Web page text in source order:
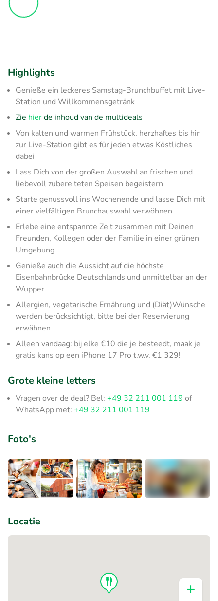
Highlights
​Genieße ein leckeres Samstag-Brunchbuffet mit Live-
Station und Willkommensgetränk
Zie hierde inhoud van de multideals
Von kalten und warmen Frühstück, herzhaftes bis hin
zur Live-Station gibt es für jeden etwas Köstliches
dabei
Lass Dich von der großen Auswahl an frischen und
liebevoll zubereiteten Speisen begeistern
Starte genussvoll ins Wochenende und lasse Dich mit
einer vielfältigen Brunchauswahl verwöhnen
Erlebe eine entspannte Zeit zusammen mit Deinen
Freunden, Kollegen oder der Familie in einer grünen
Umgebung
Genieße auch die Aussicht auf die höchste
Eisenbahnbrücke Deutschlands und unmittelbar an der
Wupper
Allergien, vegetarische Ernährung und (Diät)Wünsche
werden berücksichtigt, bitte bei der Reservierung
erwähnen
Alleen vandaag: bij elke €10 die je besteedt, maak je
gratis kans op een iPhone 17 Pro t.w.v. €1.329!
Grote kleine letters
Vragen over de deal? Bel: +49 32 211 001 119 of
WhatsApp met: +49 32 211 001 119
Foto's
Locatie